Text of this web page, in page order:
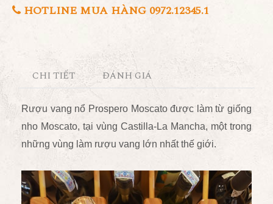
HOTLINE MUA HÀNG 0972.12345.1
CHI TIẾT ĐÁNH GIÁ
Rượu vang nổ Prospero Moscato được làm từ giống
nho Moscato, tại vùng Castilla-La Mancha, một trong
những vùng làm rượu vang lớn nhất thế giới.